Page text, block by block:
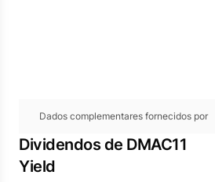
Dados complementares fornecidos por
Dividendos de DMAC11
Yield